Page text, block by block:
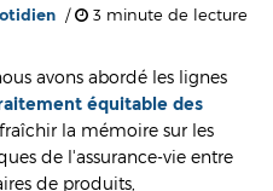
/ 3 minute de lecture
avons abordé les lignes
équitable des
la mémoire sur les
de l'assurance-vie entre
de produits,